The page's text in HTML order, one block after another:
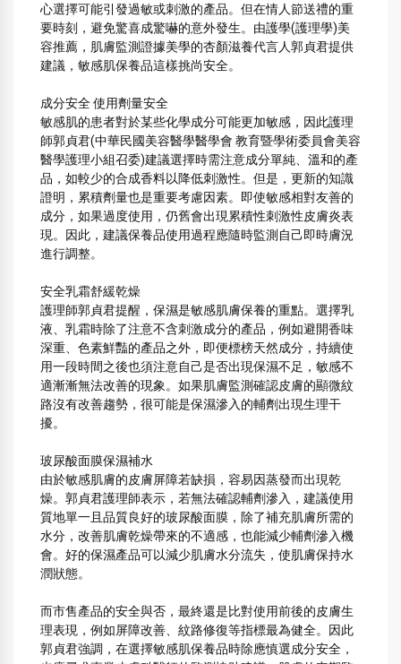
心選擇可能引發過敏或刺激的產品。但在情人節送禮的重
要時刻，避免驚喜成驚嚇的意外發生。由護學(護理學)美
容推薦，肌膚監測證據美學的杏顏滋養代言人郭貞君提供
建議，敏感肌保養品這樣挑尚安全。
成分安全 使用劑量安全
敏感肌的患者對於某些化學成分可能更加敏感，因此護理
師郭貞君(中華民國美容醫學醫學會 教育暨學術委員會美容
醫學護理小組召委)建議選擇時需注意成分單純、溫和的產
品，如較少的合成香料以降低刺激性。但是，更新的知識
證明，累積劑量也是重要考慮因素。即使敏感相對友善的
成分，如果過度使用，仍舊會出現累積性刺激性皮膚炎表
現。因此，建議保養品使用過程應隨時監測自己即時膚況
進行調整。
安全乳霜舒緩乾燥
護理師郭貞君提醒，保濕是敏感肌膚保養的重點。選擇乳
液、乳霜時除了注意不含刺激成分的產品，例如避開香味
深重、色素鮮豔的產品之外，即便標榜天然成分，持續使
用一段時間之後也須注意自己是否出現保濕不足，敏感不
適漸漸無法改善的現象。如果肌膚監測確認皮膚的顯微紋
路沒有改善趨勢，很可能是保濕滲入的輔劑出現生理干
擾。
玻尿酸面膜保濕補水
由於敏感肌膚的皮膚屏障若缺損，容易因蒸發而出現乾
燥。郭貞君護理師表示，若無法確認輔劑滲入，建議使用
質地單一且品質良好的玻尿酸面膜，除了補充肌膚所需的
水分，改善肌膚乾燥帶來的不適感，也能減少輔劑滲入機
會。好的保濕產品可以減少肌膚水分流失，使肌膚保持水
潤狀態。
而市售產品的安全與否，最終還是比對使用前後的皮膚生
理表現，例如屏障改善、紋路修復等指標最為健全。因此
郭貞君強調，在選擇敏感肌保養品時除應慎選成分安全，